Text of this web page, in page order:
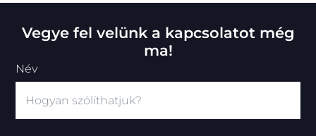
Vegye fel velünk a kapcsolatot még
ma!
Név